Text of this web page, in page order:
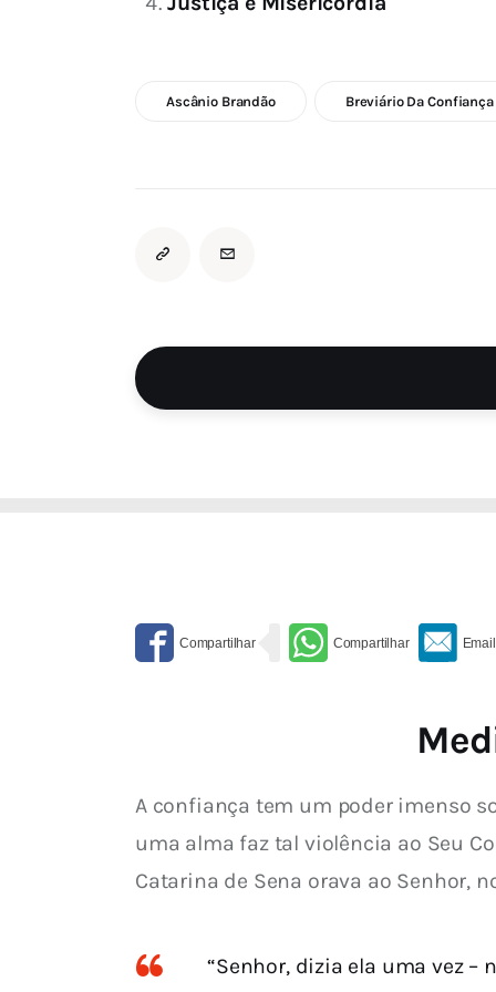
Ascânio Brandão Breviário Da Confiança
A confiança tem um poder imenso
uma alma faz tal violência ao Seu
Catarina de Sena orava ao Senhor,
“Senhor, dizia ela uma vez –